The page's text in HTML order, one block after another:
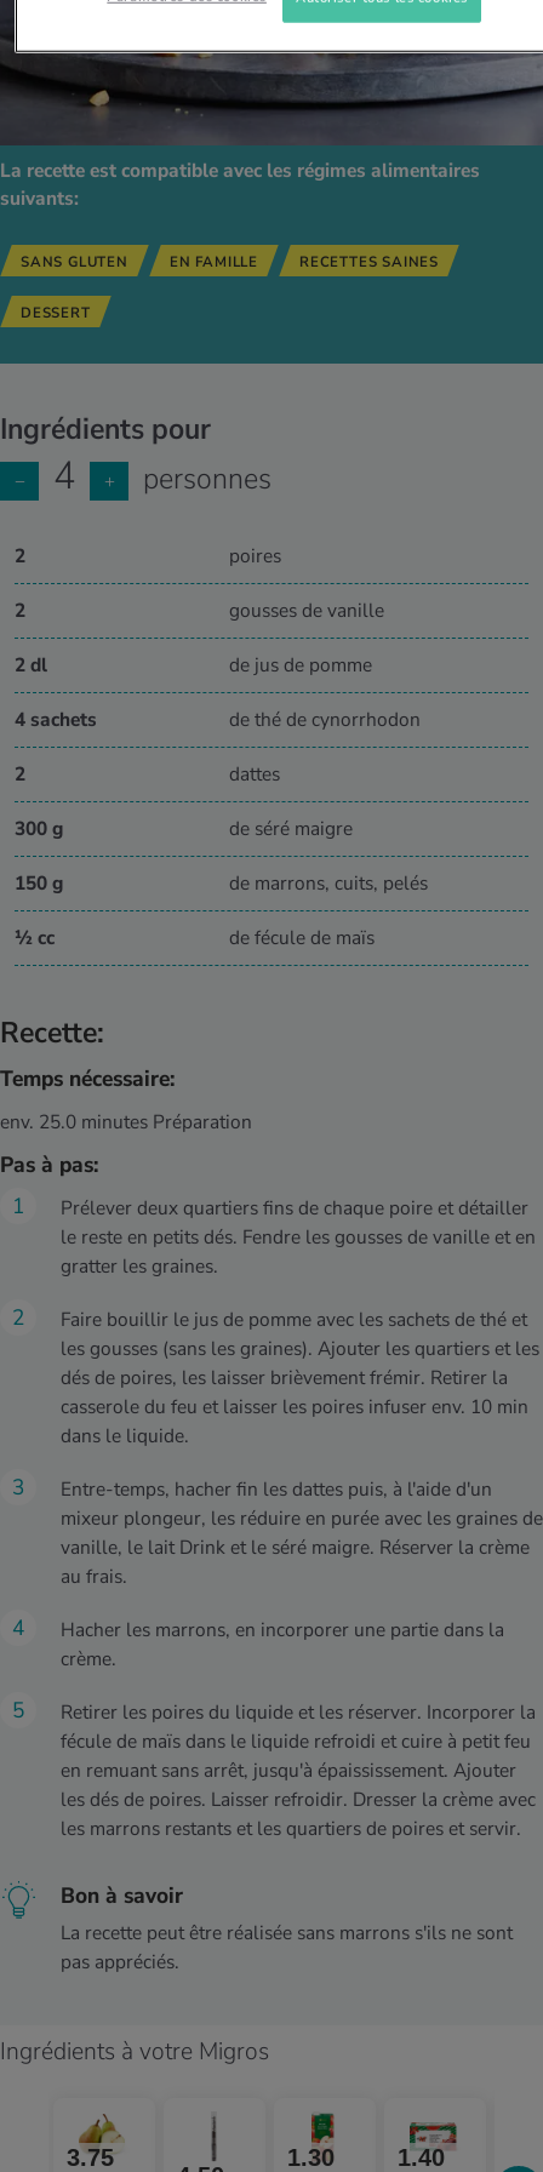
La recette est compatible avec les régimes alimentaires
suivants:
SANS GLUTEN EN FAMILLE RECETTES SAINES
DESSERT
Ingrédients pour
− 4 + personnes
2 poires
2 gousses de vanille
2 dl de jus de pomme
4 sachets de thé de cynorrhodon
2 dattes
300 g de séré maigre
150 g de marrons, cuits, pelés
½ cc de fécule de maïs
Recette:
Temps nécessaire:
env. 25.0 minutes Préparation
Pas à pas:
Prélever deux quartiers fins de chaque poire et détailler
le reste en petits dés. Fendre les gousses de vanille et en
gratter les graines.
Faire bouillir le jus de pomme avec les sachets de thé et
les gousses (sans les graines). Ajouter les quartiers et les
dés de poires, les laisser brièvement frémir. Retirer la
casserole du feu et laisser les poires infuser env. 10 min
dans le liquide.
Entre-temps, hacher fin les dattes puis, à l'aide d'un
mixeur plongeur, les réduire en purée avec les graines de
vanille, le lait Drink et le séré maigre. Réserver la crème
au frais.
Hacher les marrons, en incorporer une partie dans la
crème.
Retirer les poires du liquide et les réserver. Incorporer la
fécule de maïs dans le liquide refroidi et cuire à petit feu
en remuant sans arrêt, jusqu'à épaississement. Ajouter
les dés de poires. Laisser refroidir. Dresser la crème avec
les marrons restants et les quartiers de poires et servir.
Bon à savoir
La recette peut être réalisée sans marrons s'ils ne sont
pas appréciés.
Ingrédients à votre Migros
3.75 1.30 1.40